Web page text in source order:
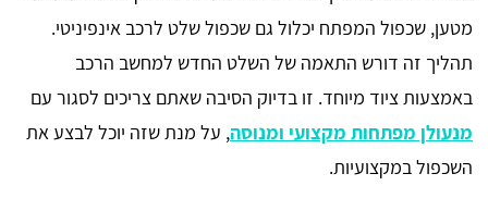
מטען, שכפול המפתח יכלול גם שכפול שלט לרכב אינפיניטי.
תהליך זה דורש התאמה של השלט החדש למחשב הרכב
באמצעות ציוד מיוחד. זו בדיוק הסיבה שאתם צריכים לסגור עם
מנעולן מפתחות מקצועי ומנוסה, על מנת שזה יוכל לבצע את
השכפול במקצועיות.